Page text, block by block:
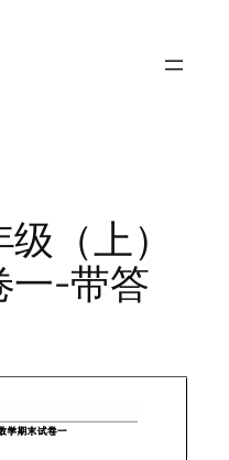
（上）
一-带答